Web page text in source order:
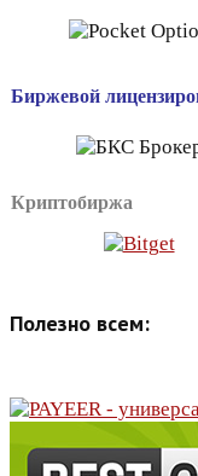
Биржевой
Криптобиржа
Полезно всем: